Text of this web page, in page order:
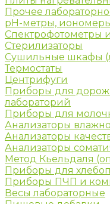
Прочее
рН-метры,
Спектрофотометры
Стерилизаторы
Сушильные шкафы
Термостаты
Центрифуги
Приборы для
лабораторий
Приборы для
Анализаторы
Анализаторы
Анализаторы
Метод Кьельдаля
Приборы для
Приборы ПЧП и
Весы лабораторные